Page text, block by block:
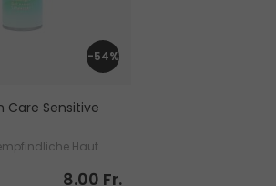
-54%
Care Sensitive
Haut
8.00 Fr.